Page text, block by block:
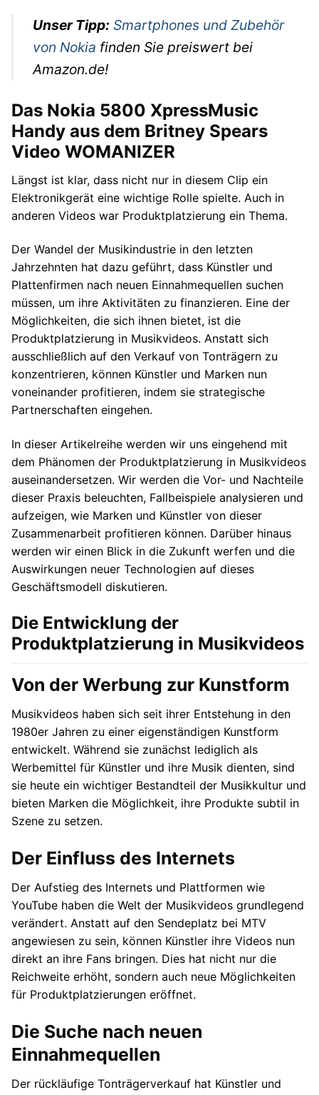
Unser Tipp: Smartphones und Zubehör
von Nokia finden Sie preiswert bei
Amazon.de!
Das Nokia 5800 XpressMusic
Handy aus dem Britney Spears
Video WOMANIZER
Längst ist klar, dass nicht nur in diesem Clip ein
Elektronikgerät eine wichtige Rolle spielte. Auch in
anderen Videos war Produktplatzierung ein Thema.
Der Wandel der Musikindustrie in den letzten
Jahrzehnten hat dazu geführt, dass Künstler und
Plattenfirmen nach neuen Einnahmequellen suchen
müssen, um ihre Aktivitäten zu finanzieren. Eine der
Möglichkeiten, die sich ihnen bietet, ist die
Produktplatzierung in Musikvideos. Anstatt sich
ausschließlich auf den Verkauf von Tonträgern zu
konzentrieren, können Künstler und Marken nun
voneinander profitieren, indem sie strategische
Partnerschaften eingehen.
In dieser Artikelreihe werden wir uns eingehend mit
dem Phänomen der Produktplatzierung in Musikvideos
auseinandersetzen. Wir werden die Vor- und Nachteile
dieser Praxis beleuchten, Fallbeispiele analysieren und
aufzeigen, wie Marken und Künstler von dieser
Zusammenarbeit profitieren können. Darüber hinaus
werden wir einen Blick in die Zukunft werfen und die
Auswirkungen neuer Technologien auf dieses
Geschäftsmodell diskutieren.
Die Entwicklung der
Produktplatzierung in Musikvideos
Von der Werbung zur Kunstform
Musikvideos haben sich seit ihrer Entstehung in den
1980er Jahren zu einer eigenständigen Kunstform
entwickelt. Während sie zunächst lediglich als
Werbemittel für Künstler und ihre Musik dienten, sind
sie heute ein wichtiger Bestandteil der Musikkultur und
bieten Marken die Möglichkeit, ihre Produkte subtil in
Szene zu setzen.
Der Einfluss des Internets
Der Aufstieg des Internets und Plattformen wie
YouTube haben die Welt der Musikvideos grundlegend
verändert. Anstatt auf den Sendeplatz bei MTV
angewiesen zu sein, können Künstler ihre Videos nun
direkt an ihre Fans bringen. Dies hat nicht nur die
Reichweite erhöht, sondern auch neue Möglichkeiten
für Produktplatzierungen eröffnet.
Die Suche nach neuen
Einnahmequellen
Der rückläufige Tonträgerverkauf hat Künstler und